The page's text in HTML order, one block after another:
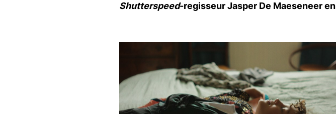
Shutterspeed-regisseur Jasper De Maeseneer en